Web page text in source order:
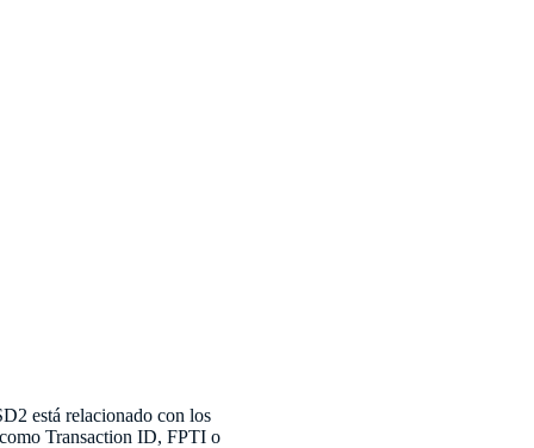
está relacionado con los
Transaction ID, FPTI o